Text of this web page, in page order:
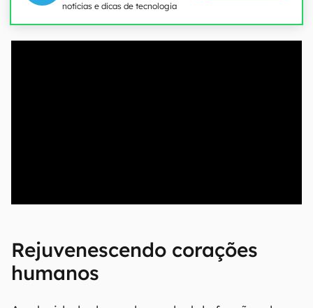
notícias e dicas de tecnologia
Rejuvenescendo corações
humanos